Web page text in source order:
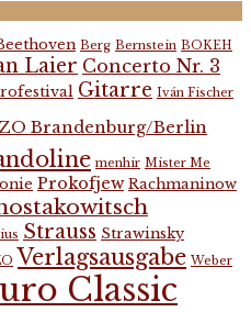
Berg Bernstein BOKEH
Laier Concerto Nr. 3
Gitarre Iván Fischer
Brandenburg/Berlin
menhir Mister Me
Prokofjew Rachmaninow
Strauss Strawinsky
Verlagsausgabe Weber
Classic